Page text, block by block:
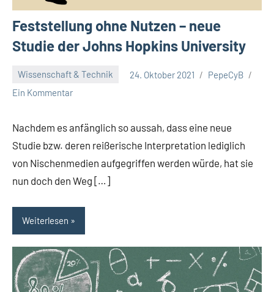
Feststellung ohne Nutzen – neue
Studie der Johns Hopkins University
Wissenschaft & Technik 24. Oktober 2021
PepeCyB
Ein Kommentar
Nachdem es anfänglich so aussah, dass eine neue
Studie bzw. deren reißerische Interpretation lediglich
von Nischenmedien aufgegriffen werden würde, hat sie
nun doch den Weg […]
Weiterlesen